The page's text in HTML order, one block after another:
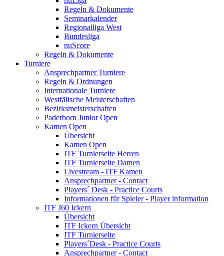
Regeln & Dokumente
Seminarkalender
Regionalliga West
Bundesliga
nuScore
Regeln & Dokumente
Turniere
Ansprechpartner Turniere
Regeln & Ordnungen
Internationale Turniere
Westfälische Meisterschaften
Bezirksmeisterschaften
Paderborn Junior Open
Kamen Open
Übersicht
Kamen Open
ITF Turnierseite Herren
ITF Turnierseite Damen
Livestream - ITF Kamen
Ansprechpartner - Contact
Players´ Desk - Practice Courts
Informationen für Spieler - Player information
ITF J60 Ickern
Übersicht
ITF Ickern Übersicht
ITF Turnierseite
Players´Desk - Practice Courts
Ansprechpartner - Contact